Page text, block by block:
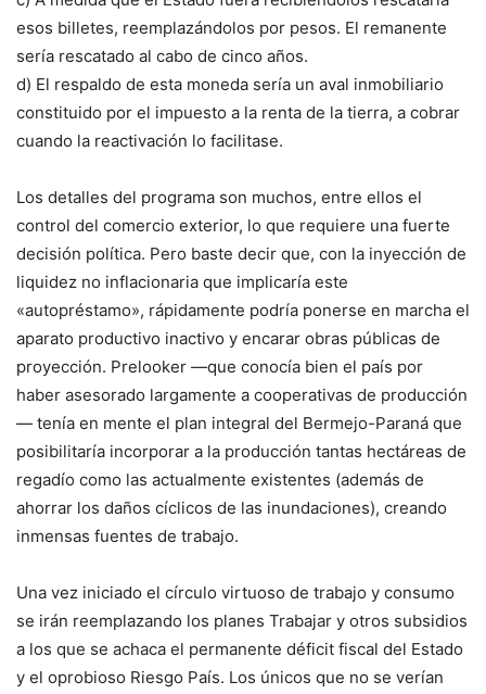
esos billetes, reemplazándolos por pesos. El remanente
sería rescatado al cabo de cinco años.
d) El respaldo de esta moneda sería un aval inmobiliario
constituido por el impuesto a la renta de la tierra, a cobrar
cuando la reactivación lo facilitase.
Los detalles del programa son muchos, entre ellos el
control del comercio exterior, lo que requiere una fuerte
decisión política. Pero baste decir que, con la inyección de
liquidez no inflacionaria que implicaría este
«autopréstamo», rápidamente podría ponerse en marcha el
aparato productivo inactivo y encarar obras públicas de
proyección. Prelooker —que conocía bien el país por
haber asesorado largamente a cooperativas de producción
— tenía en mente el plan integral del Bermejo-Paraná que
posibilitaría incorporar a la producción tantas hectáreas de
regadío como las actualmente existentes (además de
ahorrar los daños cíclicos de las inundaciones), creando
inmensas fuentes de trabajo.
Una vez iniciado el círculo virtuoso de trabajo y consumo
se irán reemplazando los planes Trabajar y otros subsidios
a los que se achaca el permanente déficit fiscal del Estado
y el oprobioso Riesgo País. Los únicos que no se verían